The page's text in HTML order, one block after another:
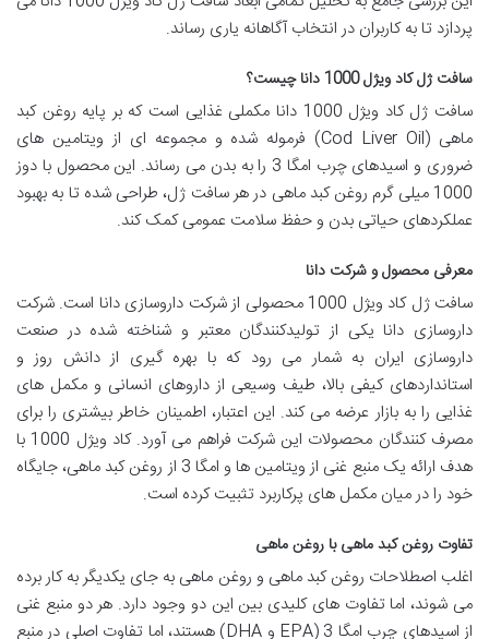
پردازد تا به کاربران در انتخاب آگاهانه یاری رساند.
سافت ژل کاد ویژل 1000 دانا چیست؟
سافت ژل کاد ویژل 1000 دانا مکملی غذایی است که بر پایه روغن کبد
ماهی (Cod Liver Oil) فرموله شده و مجموعه ای از ویتامین های
ضروری و اسیدهای چرب امگا 3 را به بدن می رساند. این محصول با دوز
1000 میلی گرم روغن کبد ماهی در هر سافت ژل، طراحی شده تا به بهبود
عملکردهای حیاتی بدن و حفظ سلامت عمومی کمک کند.
معرفی محصول و شرکت دانا
سافت ژل کاد ویژل 1000 محصولی از شرکت داروسازی دانا است. شرکت
داروسازی دانا یکی از تولیدکنندگان معتبر و شناخته شده در صنعت
داروسازی ایران به شمار می رود که با بهره گیری از دانش روز و
استانداردهای کیفی بالا، طیف وسیعی از داروهای انسانی و مکمل های
غذایی را به بازار عرضه می کند. این اعتبار، اطمینان خاطر بیشتری را برای
مصرف کنندگان محصولات این شرکت فراهم می آورد. کاد ویژل 1000 با
هدف ارائه یک منبع غنی از ویتامین ها و امگا 3 از روغن کبد ماهی، جایگاه
خود را در میان مکمل های پرکاربرد تثبیت کرده است.
تفاوت روغن کبد ماهی با روغن ماهی
اغلب اصطلاحات روغن کبد ماهی و روغن ماهی به جای یکدیگر به کار برده
می شوند، اما تفاوت های کلیدی بین این دو وجود دارد. هر دو منبع غنی
از اسیدهای چرب امگا 3 (EPA و DHA) هستند، اما تفاوت اصلی در منبع